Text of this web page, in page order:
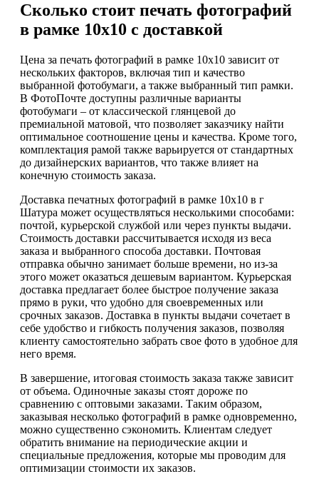
Сколько стоит печать фотографий
в рамке 10х10 с доставкой
Цена за печать фотографий в рамке 10х10 зависит от
нескольких факторов, включая тип и качество
выбранной фотобумаги, а также выбранный тип рамки.
В ФотоПочте доступны различные варианты
фотобумаги – от классической глянцевой до
премиальной матовой, что позволяет заказчику найти
оптимальное соотношение цены и качества. Кроме того,
комплектация рамой также варьируется от стандартных
до дизайнерских вариантов, что также влияет на
конечную стоимость заказа.
Доставка печатных фотографий в рамке 10х10 в г
Шатура может осуществляться несколькими способами:
почтой, курьерской службой или через пункты выдачи.
Стоимость доставки рассчитывается исходя из веса
заказа и выбранного способа доставки. Почтовая
отправка обычно занимает больше времени, но из-за
этого может оказаться дешевым вариантом. Курьерская
доставка предлагает более быстрое получение заказа
прямо в руки, что удобно для своевременных или
срочных заказов. Доставка в пункты выдачи сочетает в
себе удобство и гибкость получения заказов, позволяя
клиенту самостоятельно забрать свое фото в удобное для
него время.
В завершение, итоговая стоимость заказа также зависит
от объема. Одиночные заказы стоят дороже по
сравнению с оптовыми заказами. Таким образом,
заказывая несколько фотографий в рамке одновременно,
можно существенно сэкономить. Клиентам следует
обратить внимание на периодические акции и
специальные предложения, которые мы проводим для
оптимизации стоимости их заказов.